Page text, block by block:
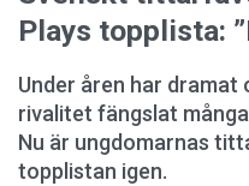
Plays topplista:
Under åren har dramat
rivalitet fängslat
Nu är ungdomarnas
topplistan igen.